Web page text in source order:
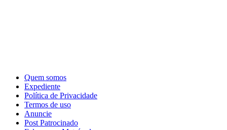
Quem somos
Expediente
Política de Privacidade
Termos de uso
Anuncie
Post Patrocinado